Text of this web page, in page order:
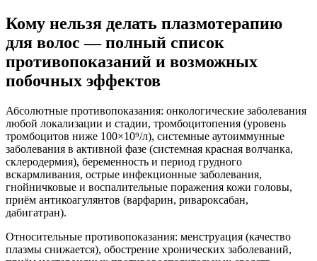
Кому нельзя делать плазмотерапию
для волос — полный список
противопоказаний и возможных
побочных эффектов
Абсолютные противопоказания: онкологические заболевания
любой локализации и стадии, тромбоцитопения (уровень
тромбоцитов ниже 100×10⁹/л), системные аутоиммунные
заболевания в активной фазе (системная красная волчанка,
склеродермия), беременность и период грудного
вскармливания, острые инфекционные заболевания,
гнойничковые и воспалительные поражения кожи головы,
приём антикоагулянтов (варфарин, ривароксабан,
дабигатран).
Относительные противопоказания: менструация (качество
плазмы снижается), обострение хронических заболеваний,